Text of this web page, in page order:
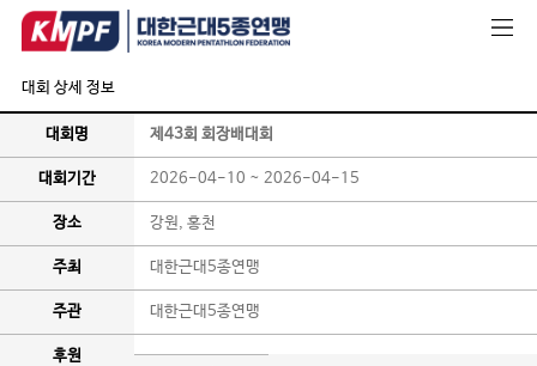
대회 상세 정보
대회명 제43회 회장배대회
대회기간 2026-04-10 ~ 2026-04-15
장소 강원, 홍천
주최 대한근대5종연맹
주관 대한근대5종연맹
후원